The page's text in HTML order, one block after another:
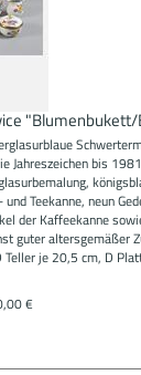
Jahreszeichen bis
Teekanne, neun
der Kaffeekanne
guter altersgemäßer
je 20,5 cm, D
€